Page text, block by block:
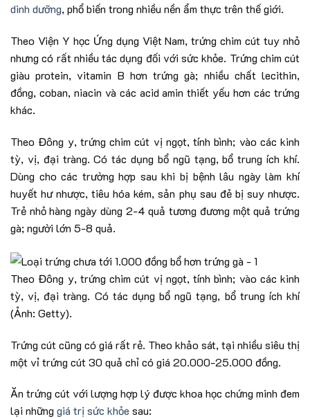
dinh dưỡng, phổ biến trong nhiều nền ẩm thực trên thế giới.
Theo Viện Y học Ứng dụng Việt Nam, trứng chim cút tuy nhỏ
nhưng có rất nhiều tác dụng đối với sức khỏe. Trứng chim cút
giàu protein, vitamin B hơn trứng gà; nhiều chất lecithin,
đồng, coban, niacin và các acid amin thiết yếu hơn các trứng
khác.
Theo Đông y, trứng chim cút vị ngọt, tính bình; vào các kinh
tỳ, vị, đại tràng. Có tác dụng bổ ngũ tạng, bổ trung ích khí.
Dùng cho các trường hợp sau khi bị bệnh lâu ngày làm khí
huyết hư nhược, tiêu hóa kém, sản phụ sau đẻ bị suy nhược.
Trẻ nhỏ hàng ngày dùng 2-4 quả tương đương một quả trứng
gà; người lớn 5-8 quả.
Theo Đông y, trứng chim cút vị ngọt, tính bình; vào các kinh
tỳ, vị, đại tràng. Có tác dụng bổ ngũ tạng, bổ trung ích khí
(Ảnh: Getty).
Trứng cút cũng có giá rất rẻ. Theo khảo sát, tại nhiều siêu thị
một vỉ trứng cút 30 quả chỉ có giá 20.000-25.000 đồng.
Ăn trứng cút với lượng hợp lý được khoa học chứng minh đem
lại những giá trị sức khỏe sau: